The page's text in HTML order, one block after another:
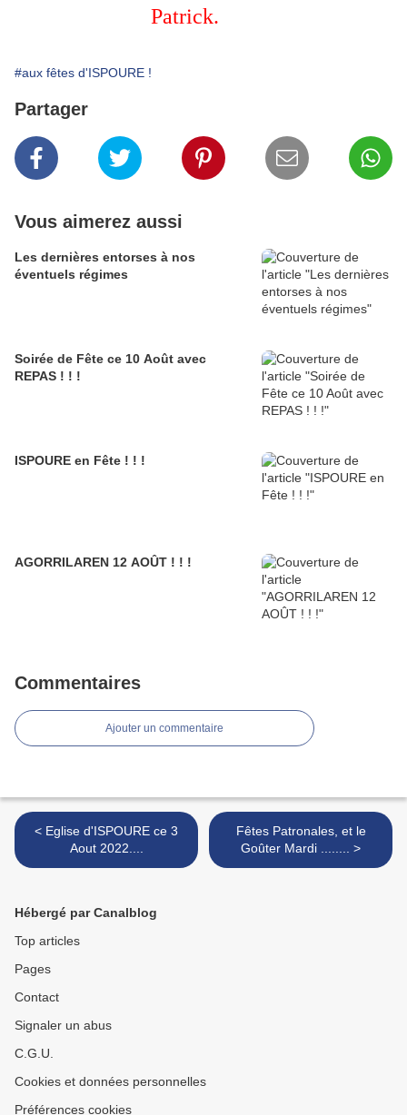
Patrick.
#aux fêtes d'ISPOURE !
Partager
Vous aimerez aussi
Les dernières entorses à nos
éventuels régimes
Soirée de Fête ce 10 Août avec
REPAS ! ! !
ISPOURE en Fête ! ! !
AGORRILAREN 12 AOÛT ! ! !
Commentaires
Ajouter un commentaire
< Eglise d'ISPOURE ce 3
Aout 2022....
Fêtes Patronales, et le
Goûter Mardi ........ >
Hébergé par Canalblog
Top articles
Pages
Contact
Signaler un abus
C.G.U.
Cookies et données personnelles
Préférences cookies